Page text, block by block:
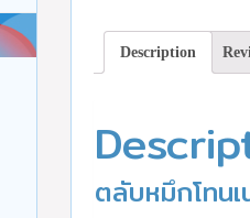
Description
ตลับหมึกโทน